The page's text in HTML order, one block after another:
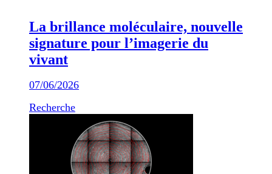
La brillance moléculaire, nouvelle
signature pour l’imagerie du
vivant
07/06/2026
Recherche